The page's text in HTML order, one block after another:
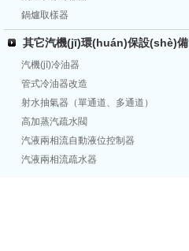
鍋爐取樣器
其它汽機(jī)環(huán)保設(shè)備
汽機(jī)冷油器
管式冷油器改造
射水抽氣器（單通道、多通道）
高加蒸汽疏水閥
汽液兩相流自動液位控制器
汽液兩相流疏水器